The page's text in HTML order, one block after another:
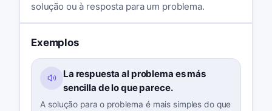
solução ou à resposta para um problema.
Exemplos
La respuesta al problema es más
sencilla de lo que parece.
A solução para o problema é mais simples do que